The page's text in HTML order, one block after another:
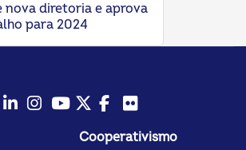
nova diretoria e aprova
para 2024
Instagram
YoutubeTwitter/X
Facebook
Cooperativismo